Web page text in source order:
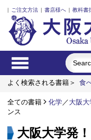
| ご注文方法 | 書店様へ | 教科書
よく検索される書籍＞
食
の異文化理解
リスク意思
全ての書籍 化学／大阪
ンス
大阪大学発